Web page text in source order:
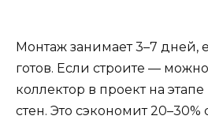
Монтаж занимает 3–7 дней,
готов. Если строите —
коллектор в проект на
стен. Это сэкономит 20–30%